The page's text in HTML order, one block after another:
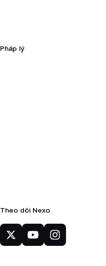
Pháp lý
Theo dõi Nexo